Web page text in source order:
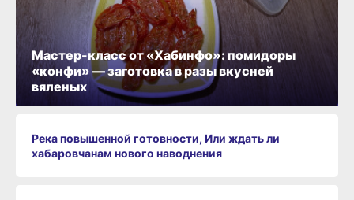
Река повышенной готовности, Или ждать ли
хабаровчанам нового наводнения
Мастер-класс от «Хабинфо»: помидоры
«конфи» — заготовка в разы вкусней
вяленых